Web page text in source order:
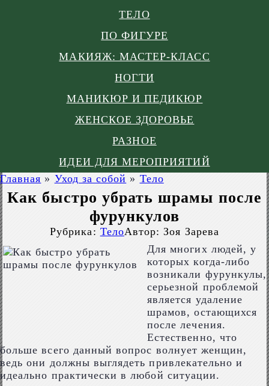
ТЕЛО
ПО ФИГУРЕ
МАКИЯЖ: МАСТЕР-КЛАСС
НОГТИ
МАНИКЮР И ПЕДИКЮР
ЖЕНСКОЕ ЗДОРОВЬЕ
РАЗНОЕ
ИДЕИ ДЛЯ МЕРОПРИЯТИЙ
Главная » Уход за собой » Тело
Как быстро убрать шрамы после
фурункулов
Рубрика: ТелоАвтор: Зоя Зарева
Для многих людей, у
которых когда-либо
возникали фурункулы,
серьезной проблемой
является удаление
шрамов, остающихся
после лечения.
Естественно, что
больше всего данный вопрос волнует женщин,
ведь они должны выглядеть привлекательно и
идеально практически в любой ситуации.